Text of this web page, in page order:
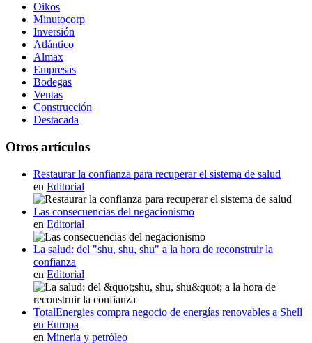
Oikos
Minutocorp
Inversión
Atlántico
Almax
Empresas
Bodegas
Ventas
Construcción
Destacada
Otros artículos
Restaurar la confianza para recuperar el sistema de salud
en Editorial
Las consecuencias del negacionismo
en Editorial
La salud: del "shu, shu, shu" a la hora de reconstruir la
confianza
en Editorial
TotalEnergies compra negocio de energías renovables a Shell
en Europa
en Minería y petróleo